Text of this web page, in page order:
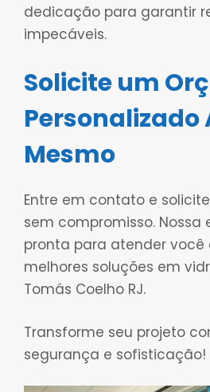
dedicação para garantir
impecáveis.
Solicite um
Personalizado
Mesmo
Entre em contato e
sem compromisso. Nossa
pronta para atender você
melhores soluções em
Tomás Coelho RJ.
Transforme seu projeto
segurança e sofisticação!